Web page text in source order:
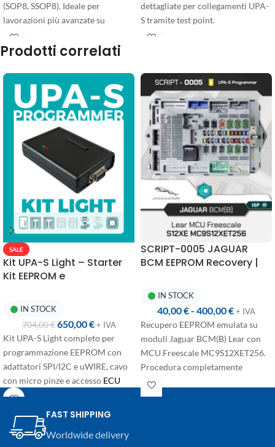
(SOP8, SSOP8). Ideale per
lavorazioni più avanzate su
EEPROM.
dettagliate per collegamenti UPA-
S tramite test point.
Accesso annuale disponibile in
dall'acquisto, dedicato agli utenti
che abilitano l'account per la
prima volta
Rinnovo: +365 giorni dalla data di
scadenza, prezzo scontato per chi
ha già un abbonamento attivo e
vuole rinnovarlo
Prodotti correlati
SALE
Kit UPA-S Light – Starter
Kit EEPROM e
IN STOCK
704,00€ 650,00€ + IVA
Kit UPA-S Light completo per
programmazione EEPROM con
adattatori SPI/I2C e uWIRE, cavo
con micro pinze e accesso ECU
Pinout Database
SCRIPT-0005 JAGUAR
BCM EEPROM Recovery |
IN STOCK
40,00€- 400,00€+ IVA
Recupero EEPROM emulata su
moduli Jaguar BCM(B) Lear con
MCU Freescale MC9S12XET256.
Procedura completamente
automatizzata con un click,
manuale dettagliato incluso e
FAST SHIPPING
Worldwide delivery